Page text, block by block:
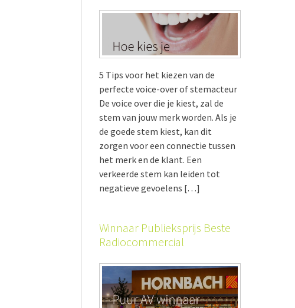
5 Tips voor het kiezen van de
perfecte voice-over of stemacteur
De voice over die je kiest, zal de
stem van jouw merk worden. Als je
de goede stem kiest, kan dit
zorgen voor een connectie tussen
het merk en de klant. Een
verkeerde stem kan leiden tot
negatieve gevoelens […]
Winnaar Publieksprijs Beste
Radiocommercial